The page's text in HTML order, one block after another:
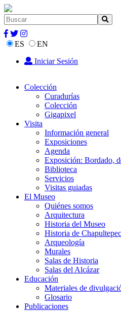
ES
EN
Iniciar Sesión
Colección
Curadurías
Colección
Gigapixel
Visita
Información general
Exposiciones
Agenda
Exposición: Bordado,
Biblioteca
Servicios
Visitas guiadas
El Museo
Quiénes somos
Arquitectura
Historia del Museo
Historia de Chapultepec
Arqueología
Murales
Salas de Historia
Salas del Alcázar
Educación
Materiales de
Glosario
Publicaciones